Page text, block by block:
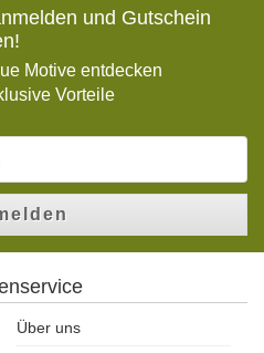
und Gutschein
Motive entdecken
Vorteile
Über uns